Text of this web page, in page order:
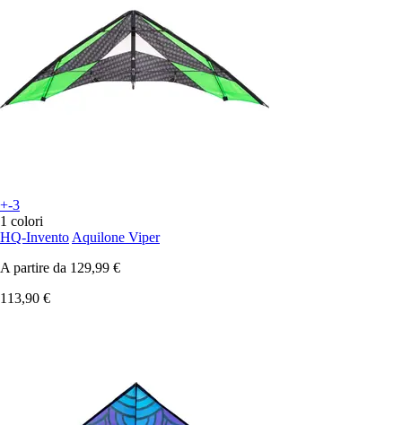
+-3
1 colori
HQ-Invento Aquilone Viper
A partire da 129,99 €
113,90 €